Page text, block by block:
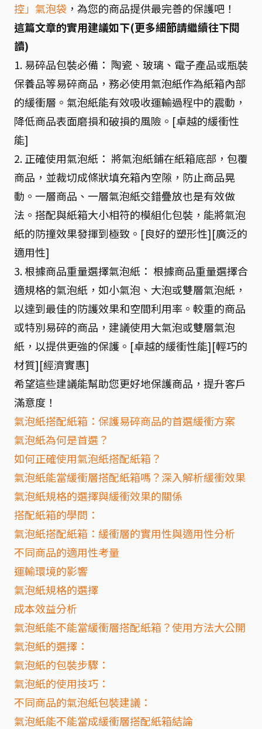
控」氣泡袋 ，為您的商品提供最完善的保護吧！
這篇文章的實用建議如下(更多細節請繼續往下閱
讀)
1. 易碎品包裝必備： 陶瓷、玻璃、電子產品或瓶裝
保養品等易碎商品，務必使用氣泡紙作為紙箱內部
的緩衝層。氣泡紙能有效吸收運輸過程中的震動，
降低商品表面磨損和破損的風險。[卓越的緩衝性
能]
2. 正確使用氣泡紙： 將氣泡紙鋪在紙箱底部，包覆
商品，並裁切成條狀填充箱內空隙，防止商品晃
動。一層商品、一層氣泡紙交錯疊放也是有效做
法。搭配與紙箱大小相符的模組化包裝，能將氣泡
紙的防撞效果發揮到極致。[良好的塑形性][廣泛的
適用性]
3. 根據商品重量選擇氣泡紙： 根據商品重量選擇合
適規格的氣泡紙，如小氣泡、大泡或雙層氣泡紙，
以達到最佳的防護效果和空間利用率。較重的商品
或特別易碎的商品，建議使用大氣泡或雙層氣泡
紙，以提供更強的保護。[卓越的緩衝性能][輕巧的
材質][經濟實惠]
希望這些建議能幫助您更好地保護商品，提升客戶
滿意度！
氣泡紙搭配紙箱：保護易碎商品的首選緩衝方案
氣泡紙為何是首選？
如何正確使用氣泡紙搭配紙箱？
氣泡紙能當緩衝層搭配紙箱嗎？深入解析緩衝效果
氣泡紙規格的選擇與緩衝效果的關係
搭配紙箱的學問：
氣泡紙搭配紙箱：緩衝層的實用性與適用性分析
不同商品的適用性考量
運輸環境的影響
氣泡紙規格的選擇
成本效益分析
氣泡紙能不能當緩衝層搭配紙箱？使用方法大公開
氣泡紙的選擇：
氣泡紙的包裝步驟：
氣泡紙的使用技巧：
不同商品的氣泡紙包裝建議：
氣泡紙能不能當成緩衝層搭配紙箱結論